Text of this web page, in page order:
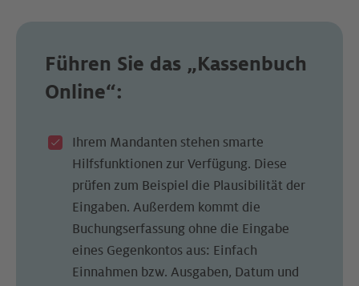
Führen Sie das „Kassenbuch
Online“:
Ihrem Mandanten stehen smarte
Hilfsfunktionen zur Verfügung. Diese
prüfen zum Beispiel die Plausibilität der
Eingaben. Außerdem kommt die
Buchungserfassung ohne die Eingabe
eines Gegenkontos aus: Einfach
Einnahmen bzw. Ausgaben, Datum und